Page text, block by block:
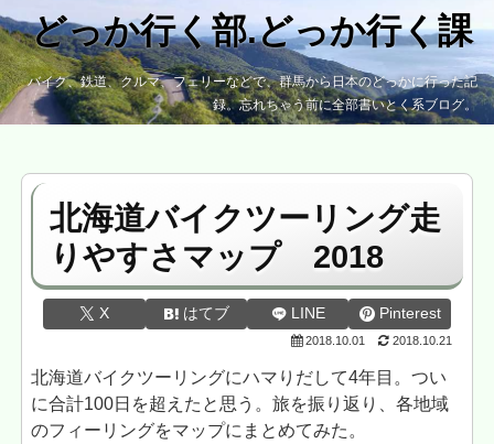
どっか行く部.どっか行く課
バイク、鉄道、クルマ、フェリーなどで、群馬から日本のどっかに行った記
録。忘れちゃう前に全部書いとく系ブログ。
北海道バイクツーリング走
りやすさマップ 2018
X はてブ LINE Pinterest
2018.10.01 2018.10.21
北海道バイクツーリングにハマりだして4年目。つい
に合計100日を超えたと思う。旅を振り返り、各地域
のフィーリングをマップにまとめてみた。